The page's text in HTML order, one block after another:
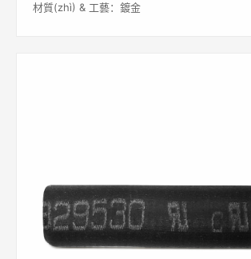
材質(zhì) & 工藝：鍍金